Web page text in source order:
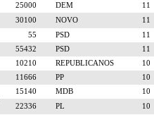
25000 DEM 11
30100 NOVO 11
55 PSD 11
55432 PSD 11
10210 REPUBLICANOS 10
11666 PP 10
15140 MDB 10
22336 PL 10